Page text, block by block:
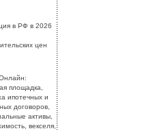
в РФ в 2026
цен
площадка,
ипотечных и
договоров,
активы,
векселя,
.